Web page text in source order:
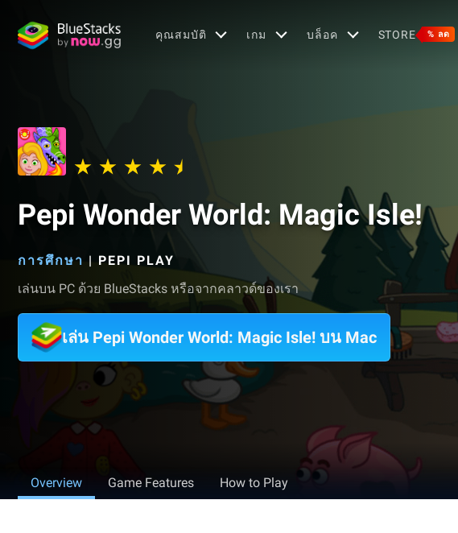
คุณสมบัติ เกม บล็อค STORE % ลด
Pepi Wonder World: Magic Isle!
การศึกษา | PEPI PLAY
เล่นบน PC ด้วย BlueStacks หรือจากคลาวด์ของเรา
เล่น Pepi Wonder World: Magic Isle! บน Mac
Overview Game Features How to Play